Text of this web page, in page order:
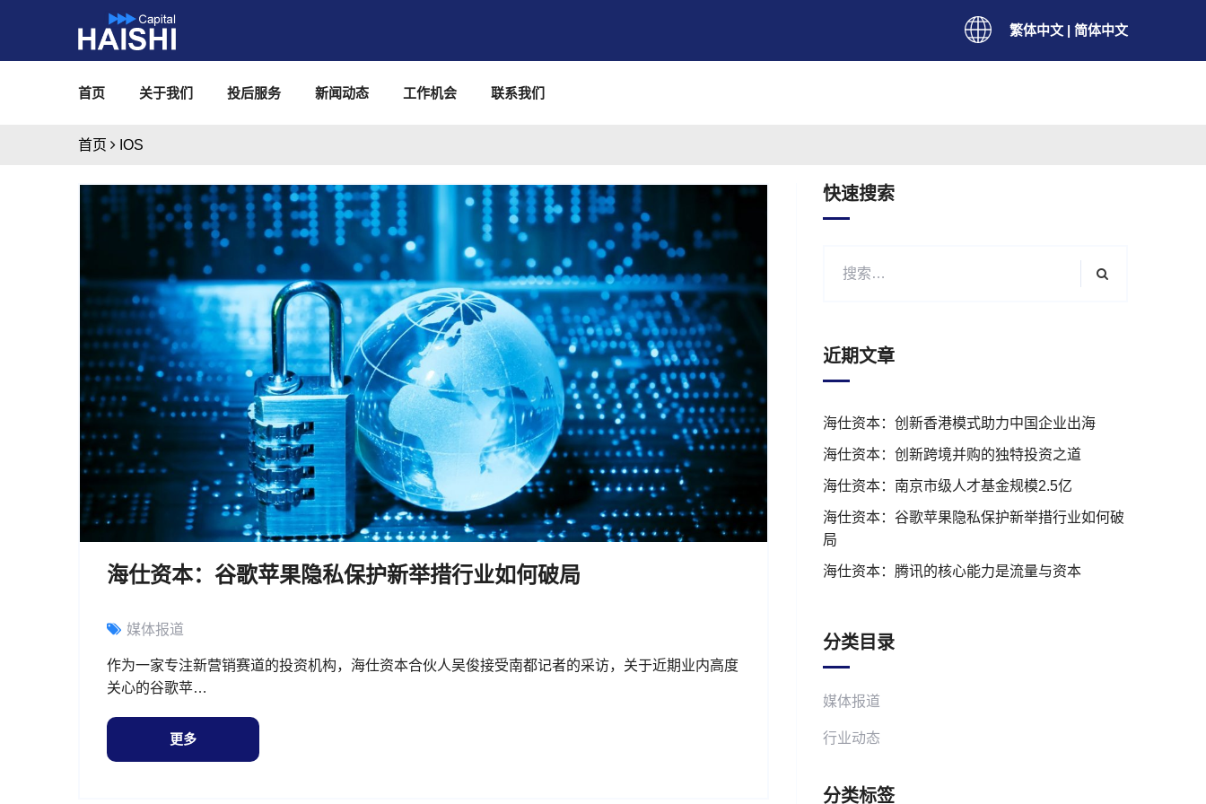
繁体中文 | 简体中文
首页 关于我们 投后服务 新闻动态 工作机会 联系我们
首页 IOS
海仕资本：谷歌苹果隐私保护新举措行业如何破局
媒体报道
作为一家专注新营销赛道的投资机构，海仕资本合伙人吴俊接受南都记者的采访，关于近期业内高度
关心的谷歌苹…
更多
快速搜索
近期文章
海仕资本：创新香港模式助力中国企业出海
海仕资本：创新跨境并购的独特投资之道
海仕资本：南京市级人才基金规模2.5亿
海仕资本：谷歌苹果隐私保护新举措行业如何破
局
海仕资本：腾讯的核心能力是流量与资本
分类目录
媒体报道
行业动态
分类标签